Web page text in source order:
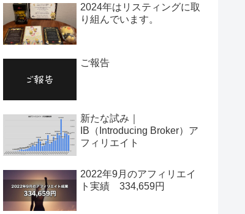
2024年はリスティングに取
り組んでいます。
ご報告
新たな試み｜
IB（Introducing Broker）ア
フィリエイト
2022年9月のアフィリエイ
ト実績 334,659円